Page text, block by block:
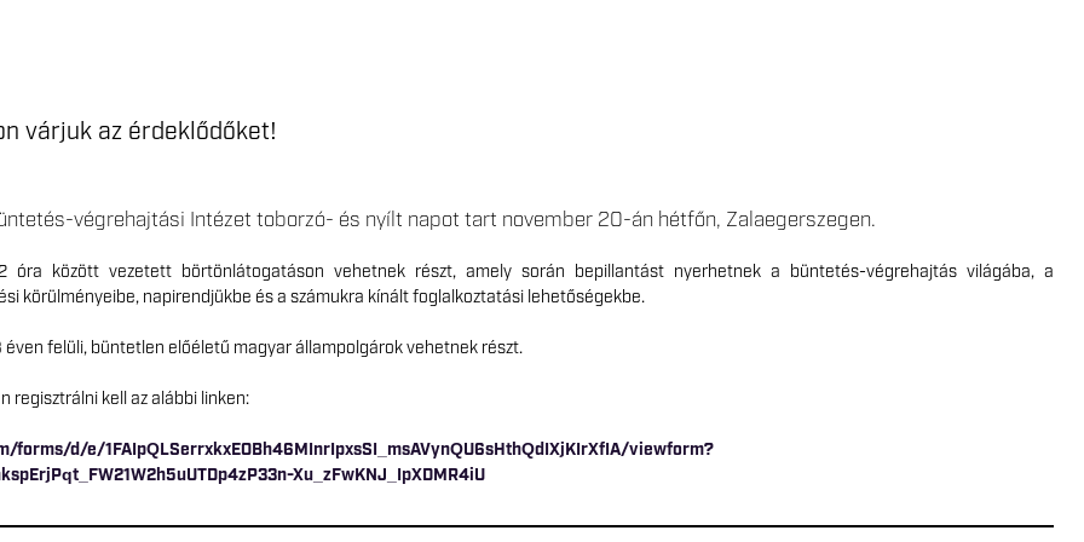
várjuk az érdeklődőket!
végrehajtási Intézet toborzó- és nyílt napot tart november 20-án hétfőn, Zalaegerszegen.
óra között vezetett börtönlátogatáson vehetnek részt, amely során bepillantást nyerhetnek a büntetés-végrehajtás világába, a
körülményeibe, napirendjükbe és a számukra kínált foglalkoztatási lehetőségekbe.
éven felüli, büntetlen előéletű magyar állampolgárok vehetnek részt.
regisztrálni kell az alábbi linken:
forms/d/e/1FAIpQLSerrxkxEOBh46MInrIpxsSI_msAVynQU6sHthQdIXjKIrXfIA/viewform?
Xu_zFwKNJ_IpXDMR4iU